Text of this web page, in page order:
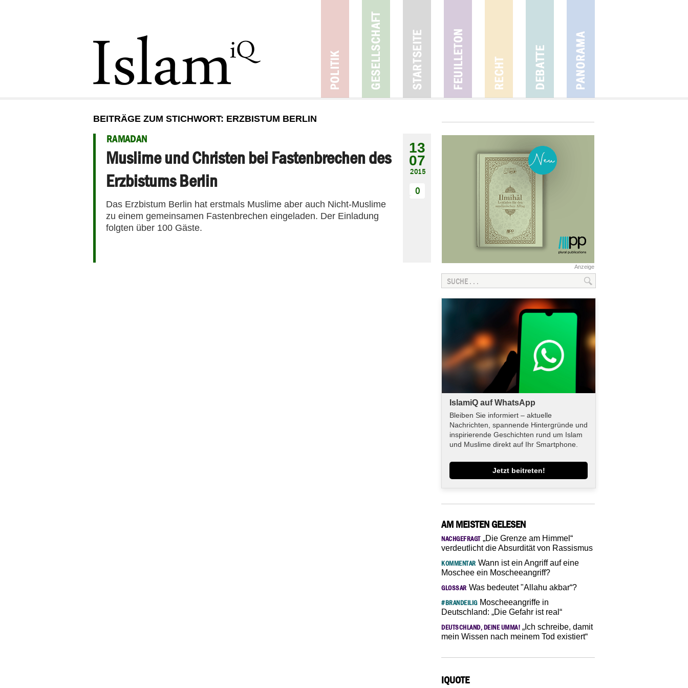
BEITRÄGE ZUM STICHWORT: ERZBISTUM BERLIN
RAMADAN
Muslime und Christen bei Fastenbrechen des
Erzbistums Berlin
Das Erzbistum Berlin hat erstmals Muslime aber auch Nicht-Muslime
zu einem gemeinsamen Fastenbrechen eingeladen. Der Einladung
folgten über 100 Gäste.
13
07
2015
0
Anzeige
IslamiQ auf WhatsApp
Bleiben Sie informiert – aktuelle
Nachrichten, spannende Hintergründe und
inspirierende Geschichten rund um Islam
und Muslime direkt auf Ihr Smartphone.
Jetzt beitreten!
AM MEISTEN GELESEN
NACHGEFRAGT„Die Grenze am Himmel“
verdeutlicht die Absurdität von Rassismus
KOMMENTAR Wann ist ein Angriff auf eine
Moschee ein Moscheeangriff?
GLOSSAR Was bedeutet "Allahu akbar“?
#BRANDEILIGMoscheeangriffe in
Deutschland: „Die Gefahr ist real“
DEUTSCHLAND, DEINE UMMA! „Ich schreibe, damit
mein Wissen nach meinem Tod existiert“
IQUOTE